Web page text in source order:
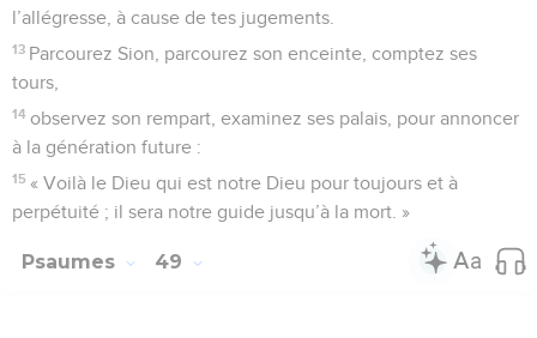
l’allégresse, à cause de tes jugements.
13 Parcourez Sion, parcourez son enceinte, comptez ses
tours,
14 observez son rempart, examinez ses palais, pour annoncer
à la génération future :
15 « Voilà le Dieu qui est notre Dieu pour toujours et à
perpétuité ; il sera notre guide jusqu’à la mort. »
Psaumes 49